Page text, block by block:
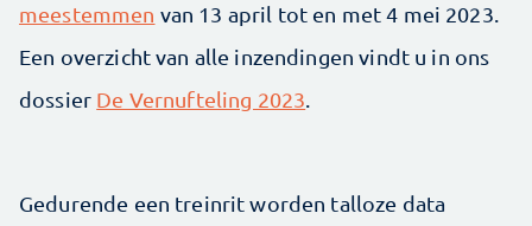
meestemmen van 13 april tot en met 4 mei 2023.
Een overzicht van alle inzendingen vindt u in ons
dossier De Vernufteling 2023.
Gedurende een treinrit worden talloze data